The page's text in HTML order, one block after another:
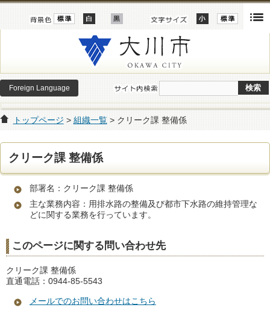
Foreign Language
トップページ > 組織一覧> クリーク課 整備係
クリーク課 整備係
部署名：クリーク課 整備係
主な業務内容：用排水路の整備及び都市下水路の維持管理な
どに関する業務を行っています。
このページに関する問い合わせ先
クリーク課 整備係
直通電話：0944-85-5543
メールでのお問い合わせはこちら